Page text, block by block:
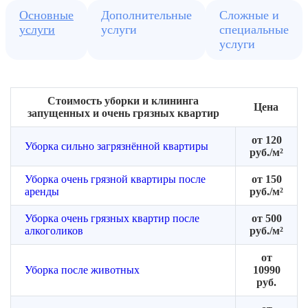
Основные
услуги
Дополнительные
услуги
Сложные и
специальные
услуги
Стоимость уборки и клининга
запущенных и очень грязных квартир
Цена
Уборка сильно загрязнённой квартиры
от 120
руб./м²
Уборка очень грязной квартиры после
аренды
от 150
руб./м²
Уборка очень грязных квартир после
алкоголиков
от 500
руб./м²
Уборка после животных
от
10990
руб.